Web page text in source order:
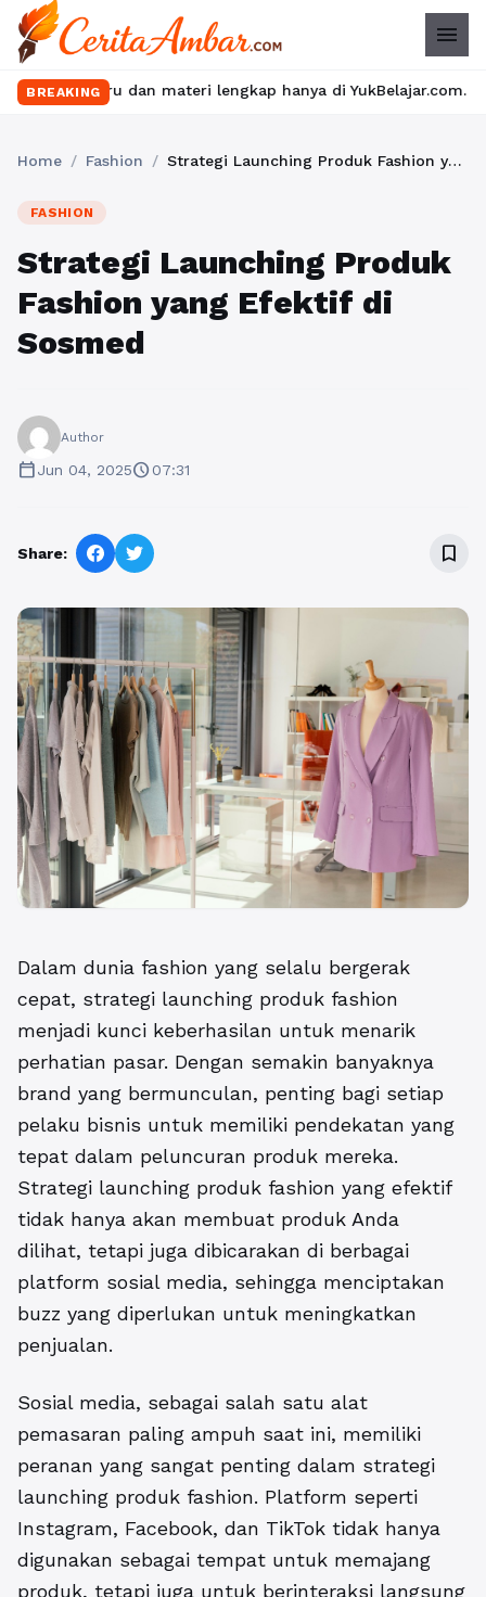
menu
BREAKING
materi lengkap hanya di YukBelajar.com. Mulai langkah
Home / Fashion / Strategi Launching Produk Fashion yang Efektif di Sosmed
FASHION
Strategi Launching Produk
Fashion yang Efektif di
Sosmed
Author
calendar_todayJun 04, 2025schedule07:31
Share: bookmark_border
Dalam dunia fashion yang selalu bergerak
cepat, strategi launching produk fashion
menjadi kunci keberhasilan untuk menarik
perhatian pasar. Dengan semakin banyaknya
brand yang bermunculan, penting bagi setiap
pelaku bisnis untuk memiliki pendekatan yang
tepat dalam peluncuran produk mereka.
Strategi launching produk fashion yang efektif
tidak hanya akan membuat produk Anda
dilihat, tetapi juga dibicarakan di berbagai
platform sosial media, sehingga menciptakan
buzz yang diperlukan untuk meningkatkan
penjualan.
Sosial media, sebagai salah satu alat
pemasaran paling ampuh saat ini, memiliki
peranan yang sangat penting dalam strategi
launching produk fashion. Platform seperti
Instagram, Facebook, dan TikTok tidak hanya
digunakan sebagai tempat untuk memajang
produk, tetapi juga untuk berinteraksi langsung